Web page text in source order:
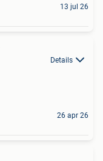
13 jul 26
Details
26 apr 26